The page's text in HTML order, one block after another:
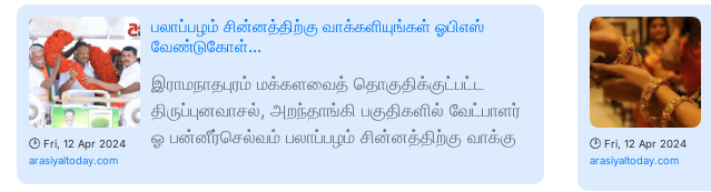
🕑 Fri, 12 Apr 2024
arasiyaltoday.com
பலாப்பழம் சின்னத்திற்கு வாக்களியுங்கள் ஓபிஎஸ்
வேண்டுகோள்…
இராமநாதபுரம் மக்களவைத் தொகுதிக்குட்பட்ட
திருப்புனவாசல், அறந்தாங்கி பகுதிகளில் வேட்பாளர்
ஓ பன்னீர்செல்வம் பலாப்பழம் சின்னத்திற்கு வாக்கு
🕑 Fri, 12 Apr 2024
arasiyaltoday.com